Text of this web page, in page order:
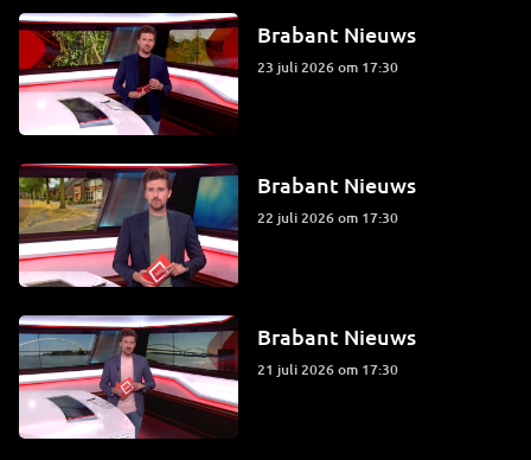
Brabant Nieuws
23 juli 2026 om 17:30
Brabant Nieuws
22 juli 2026 om 17:30
Brabant Nieuws
21 juli 2026 om 17:30